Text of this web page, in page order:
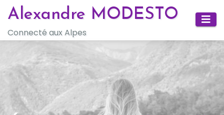
Skip
content
Alexandre MODESTO
Connecté aux Alpes